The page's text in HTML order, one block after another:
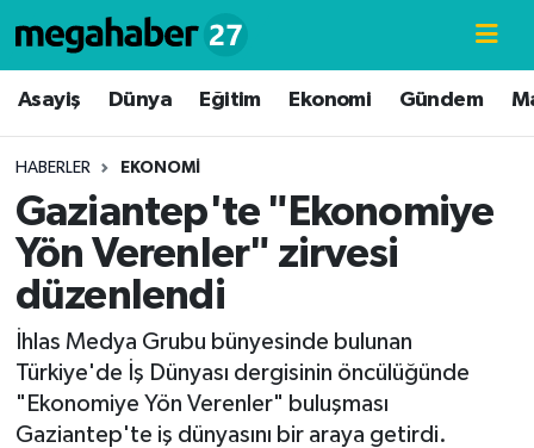
Asayiş Dünya Eğitim Ekonomi Gündem
HABERLER EKONOMI
Gaziantep'te "Ekonomiye
Yön Verenler" zirvesi
düzenlendi
İhlas Medya Grubu bünyesinde bulunan
Türkiye'de İş Dünyası dergisinin öncülüğünde
"Ekonomiye Yön Verenler" buluşması
Gaziantep'te iş dünyasını bir araya getirdi.
Hava Durumu
Süper Lig Puan Durumu ve Fikstür
Tüm Manşetler
Son Dakika Haberleri
Haber Arşivi